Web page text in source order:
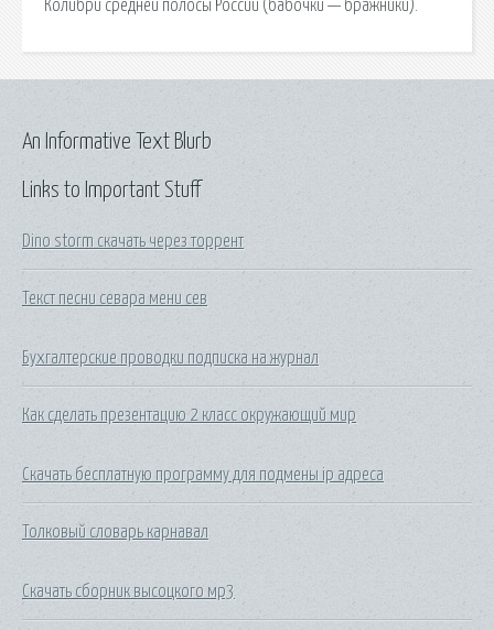
Колибри средней полосы России (бабочки — бражники).
Links to Important Stuff
Dino storm скачать через торрент
Текст песни севара мени сев
Бухгалтерские проводки подписка на журнал
Как сделать презентацию 2 класс окружающий мир
Скачать бесплатную программу для подмены ip адреса
Толковый словарь карнавал
Скачать сборник высоцкого мр3
An Informative Text Blurb